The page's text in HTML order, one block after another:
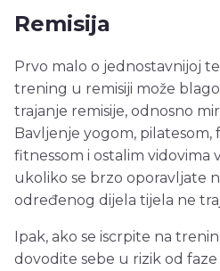
Remisija
Prvo malo o jednostavnijoj
trening u remisiji može
trajanje remisije, odnosno
Bavljenje yogom,
fitnessom i ostalim vidovima
ukoliko se brzo oporavljate
određenog dijela tijela ne
Ipak, ako se iscrpite na
dovodite sebe u rizik od